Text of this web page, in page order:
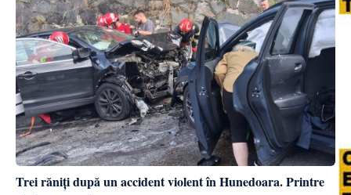
Trei răniți după un accident violent în Hunedoara. Printre